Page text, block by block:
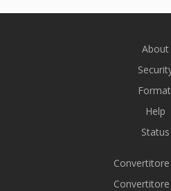
About
Help
Status